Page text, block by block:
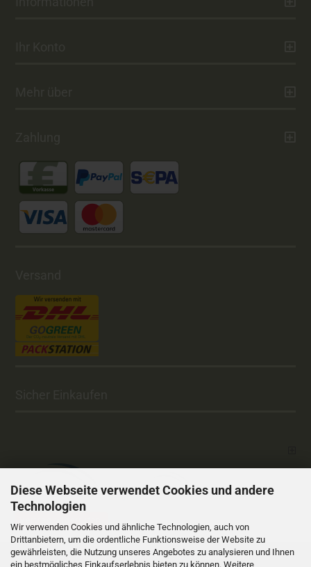
Diese Webseite verwendet Cookies und andere
Technologien
Wir verwenden Cookies und ähnliche Technologien, auch von
Drittanbietern, um die ordentliche Funktionsweise der Website zu
gewährleisten, die Nutzung unseres Angebotes zu analysieren und Ihnen
ein bestmögliches Einkaufserlebnis bieten zu können. Weitere
Alle Preise sind inkl. MwSt., zzgl.Versandkosten